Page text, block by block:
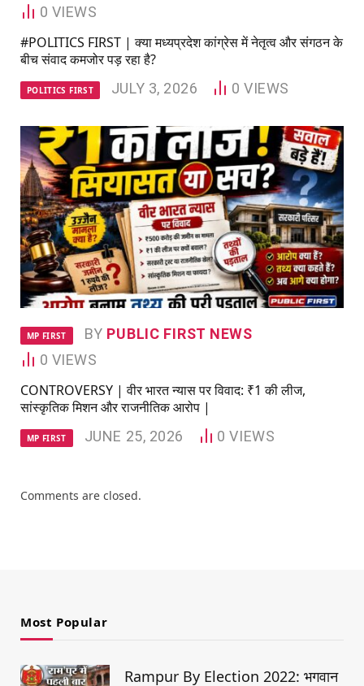
0 VIEWS
#POLITICS FIRST | क्या मध्यप्रदेश कांग्रेस में नेतृत्व और संगठन के
बीच संवाद कमजोर पड़ रहा है?
POLITICS FIRST JULY 3, 2026 0VIEWS
MP FIRST BY PUBLIC FIRST NEWS
0 VIEWS
CONTROVERSY | वीर भारत न्यास पर विवाद: ₹1 की लीज,
सांस्कृतिक मिशन और राजनीतिक आरोप |
MP FIRST JUNE 25, 2026 0VIEWS
Comments are closed.
Most Popular
Rampur By Election 2022: भगवान